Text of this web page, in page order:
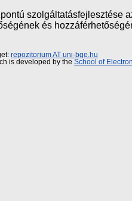
szolgáltatásfejlesztése
és
repozitorium AT uni-bge.hu
is developed by the School of